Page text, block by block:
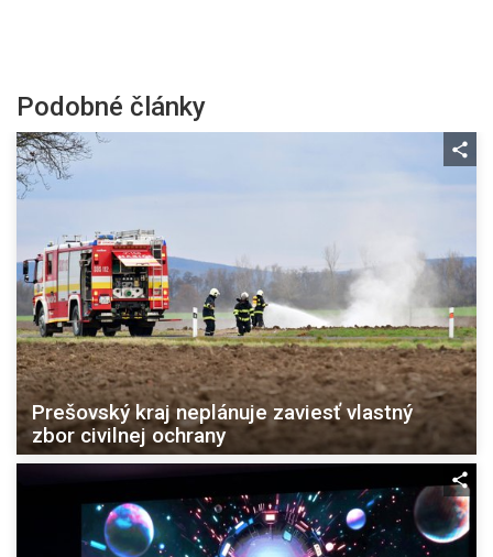
Podobné články
Prešovský kraj neplánuje zaviesť vlastný
zbor civilnej ochrany